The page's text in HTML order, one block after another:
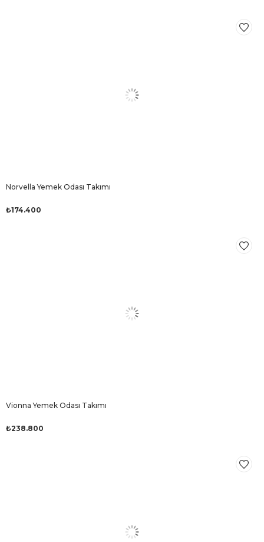
Norvella Yemek Odası Takımı
₺174.400
Vionna Yemek Odası Takımı
₺238.800